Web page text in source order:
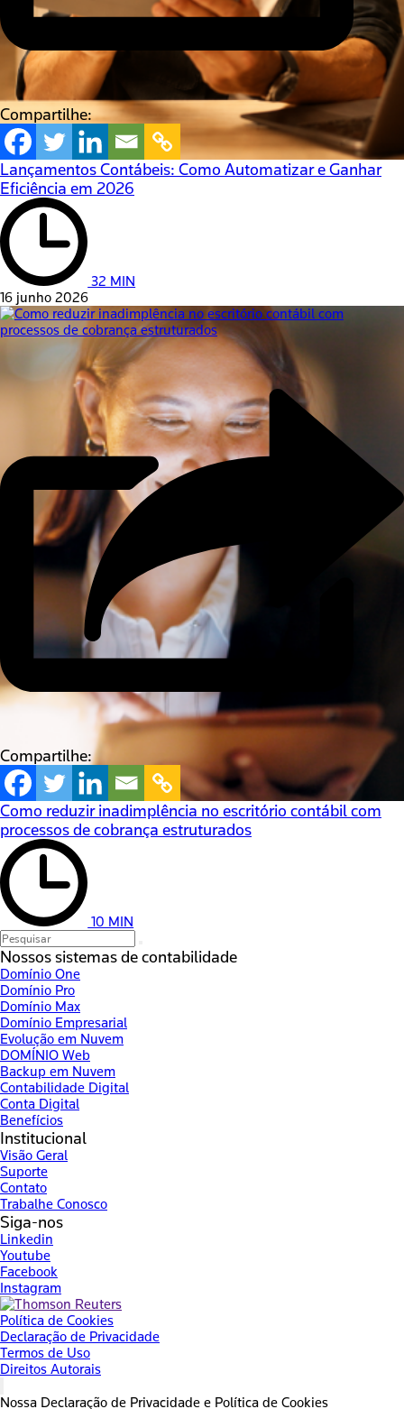
Compartilhe:
Lançamentos Contábeis: Como Automatizar e Ganhar
Eficiência em 2026
32 MIN
16 junho 2026
Compartilhe:
Como reduzir inadimplência no escritório contábil com
processos de cobrança estruturados
10 MIN
Nossos sistemas de contabilidade
Domínio One
Domínio Pro
Domínio Max
Domínio Empresarial
Evolução em Nuvem
DOMÍNIO Web
Backup em Nuvem
Contabilidade Digital
Conta Digital
Benefícios
Institucional
Visão Geral
Suporte
Contato
Trabalhe Conosco
Siga-nos
Linkedin
Youtube
Facebook
Instagram
Política de Cookies
Declaração de Privacidade
Termos de Uso
Direitos Autorais
Nossa Declaração de Privacidade e Política de Cookies